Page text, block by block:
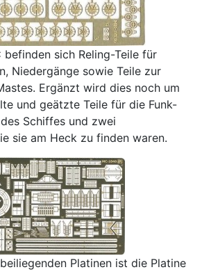
sich Reling-Teile für
Niedergänge sowie Teile zur
Ergänzt wird dies noch um
und geätzte Teile für die Funk-
Schiffes und zwei
sie am Heck zu finden waren.
Platinen ist die Platine